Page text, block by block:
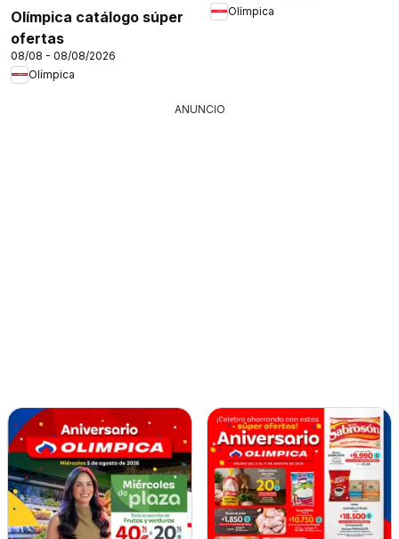
Olímpica catálogo súper
ofertas
08/08 - 08/08/2026
Olímpica
Olímpica
ANUNCIO